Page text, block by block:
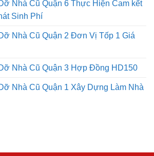
Nhà Cũ Quận 6 Thực Hiện Cam kết
Sinh Phí
Nhà Cũ Quận 2 Đơn Vị Tốp 1 Giá
Nhà Cũ Quận 3 Hợp Đồng HD150
Nhà Cũ Quận 1 Xây Dựng Làm Nhà